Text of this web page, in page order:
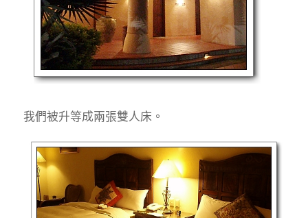
我們被升等成兩張雙人床。